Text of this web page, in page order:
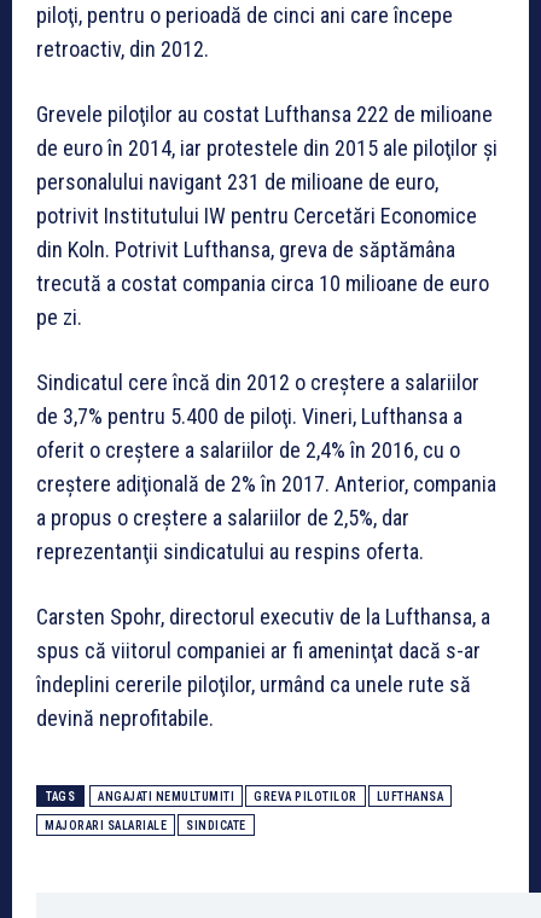
piloţi, pentru o perioadă de cinci ani care începe
retroactiv, din 2012.
Grevele piloţilor au costat Lufthansa 222 de milioane
de euro în 2014, iar protestele din 2015 ale piloţilor şi
personalului navigant 231 de milioane de euro,
potrivit Institutului IW pentru Cercetări Economice
din Koln. Potrivit Lufthansa, greva de săptămâna
trecută a costat compania circa 10 milioane de euro
pe zi.
Sindicatul cere încă din 2012 o creştere a salariilor
de 3,7% pentru 5.400 de piloţi. Vineri, Lufthansa a
oferit o creştere a salariilor de 2,4% în 2016, cu o
creştere adiţională de 2% în 2017. Anterior, compania
a propus o creştere a salariilor de 2,5%, dar
reprezentanţii sindicatului au respins oferta.
Carsten Spohr, directorul executiv de la Lufthansa, a
spus că viitorul companiei ar fi ameninţat dacă s-ar
îndeplini cererile piloţilor, urmând ca unele rute să
devină neprofitabile.
TAGS ANGAJATI NEMULTUMITI GREVA PILOTILOR LUFTHANSA
MAJORARI SALARIALE SINDICATE